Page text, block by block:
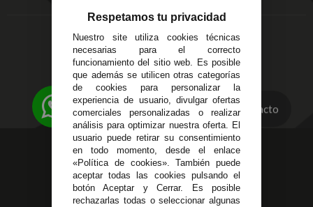
14
Alzira - Valencia
C/ Esplugues, 135
Devoluciones
Política de Privacidad
Pago Seguro
Terminos y
Condiciones Generales
Políticas de Cookies
623 23 31 98
Atendemos Whatsapp
955 44 45 43/955 44 45 44
Contacto
Respetamos tu privacidad
Nuestro site utiliza cookies técnicas
necesarias para el correcto
funcionamiento del sitio web. Es posible
que además se utilicen otras categorías
de cookies para personalizar la
experiencia de usuario, divulgar ofertas
comerciales personalizadas o realizar
análisis para optimizar nuestra oferta. El
usuario puede retirar su consentimiento
en todo momento, desde el enlace
«Política de cookies». También puede
aceptar todas las cookies pulsando el
botón Aceptar y Cerrar. Es posible
rechazarlas todas o seleccionar algunas